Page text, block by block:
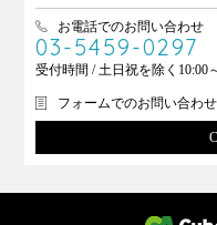
お電話でのお問い合わせ
03-5459-0297
受付時間 / 土日祝を除く10:00
フォームでのお問い合わせ